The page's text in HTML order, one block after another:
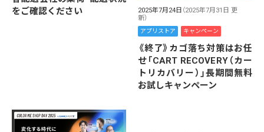
2025年7月31日
（2025年7月31日 更
新）
2025年7月24日 （2025年7月31日 更
新）
アプリストア キャンペーン
《終了》カゴ落ち対策はお任
せ「CART RECOVERY（カー
トリカバリー）」長期間無料
お試しキャンペーン